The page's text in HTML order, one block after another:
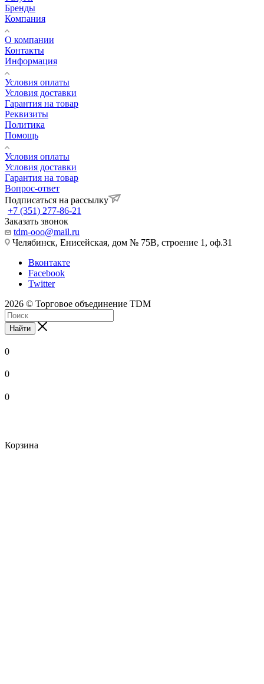
Бренды
Компания
О компании
Контакты
Информация
Условия оплаты
Условия доставки
Гарантия на товар
Реквизиты
Политика
Помощь
Условия оплаты
Условия доставки
Гарантия на товар
Вопрос-ответ
Подписаться на рассылку
+7 (351) 277-86-21
Заказать звонок
tdm-ooo@mail.ru
Челябинск, Енисейская, дом № 75В, строение 1, оф.31
Вконтакте
Facebook
Twitter
2026 © Торговое объединение TDM
Найти
0
0
0
Корзина